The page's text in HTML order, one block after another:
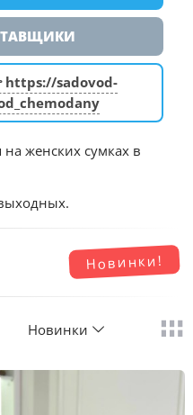
https://sadovod-
женских сумках в
Новинки!
Новинки